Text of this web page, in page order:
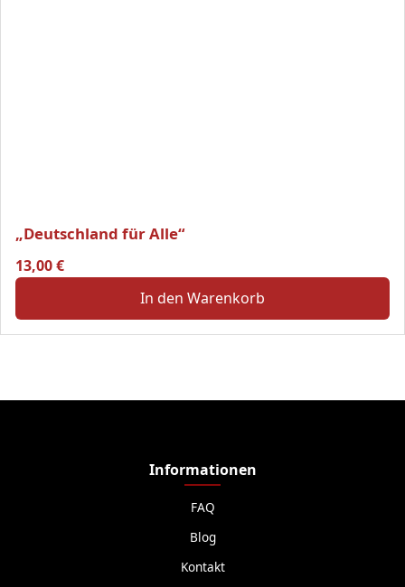
„Deutschland für Alle“
13,00€
In den Warenkorb
Informationen
FAQ
Blog
Kontakt